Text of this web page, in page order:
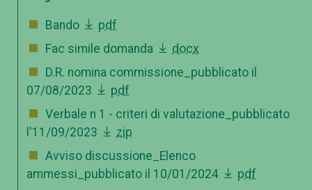
Bando
pdf
Fac simile domanda
docx
D.R. nomina commissione_pubblicato il
07/08/2023
pdf
Verbale n 1 - criteri di valutazione_pubblicato
l'11/09/2023
zip
Avviso discussione_Elenco
ammessi_pubblicato il 10/01/2024
pdf